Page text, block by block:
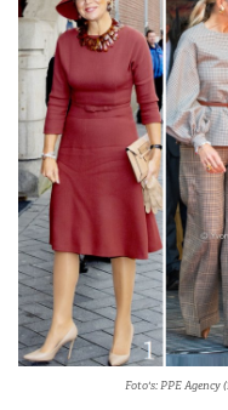
Foto's: PPE Agency